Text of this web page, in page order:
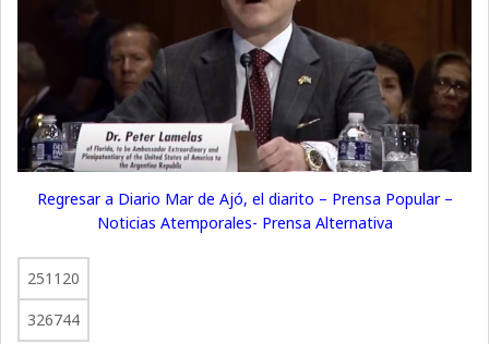
Regresar a Diario Mar de Ajó, el diarito – Prensa Popular –
Noticias Atemporales- Prensa Alternativa
251120
326744